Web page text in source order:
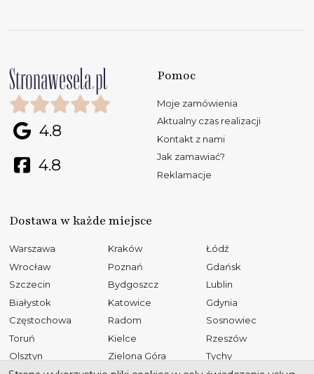
4.8
4.8
Pomoc
Moje zamówienia
Aktualny czas realizacji
Kontakt z nami
Jak zamawiać?
Reklamacje
Dostawa w każde miejsce
Warszawa Kraków
Łódź
Wrocław
Poznań
Gdańsk
Szczecin
Bydgoszcz
Lublin
Białystok
Katowice
Gdynia
Częstochowa
Radom
Sosnowiec
Toruń
Kielce
Rzeszów
Olsztyn
Zielona Góra
Tychy